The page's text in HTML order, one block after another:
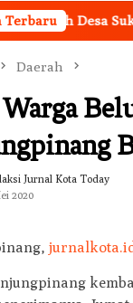
Terbaru
Desa
Daerah
Warga
Jurnal Kota Today
2020